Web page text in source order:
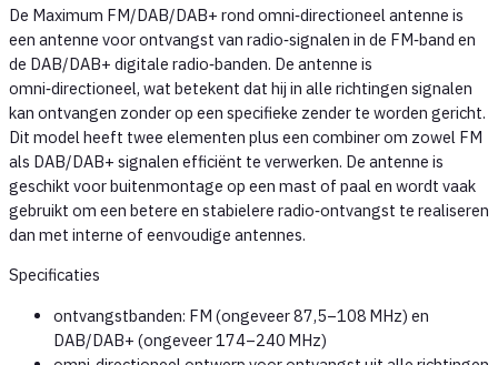
De Maximum FM/DAB/DAB+ rond omni‑directioneel antenne is
een antenne voor ontvangst van radio‑signalen in de FM‑band en
de DAB/DAB+ digitale radio‑banden. De antenne is
omni‑directioneel, wat betekent dat hij in alle richtingen signalen
kan ontvangen zonder op een specifieke zender te worden gericht.
Dit model heeft twee elementen plus een combiner om zowel FM
als DAB/DAB+ signalen efficiënt te verwerken. De antenne is
geschikt voor buitenmontage op een mast of paal en wordt vaak
gebruikt om een betere en stabielere radio‑ontvangst te realiseren
dan met interne of eenvoudige antennes.
Specificaties
ontvangstbanden: FM (ongeveer 87,5–108 MHz) en
DAB/DAB+ (ongeveer 174–240 MHz)